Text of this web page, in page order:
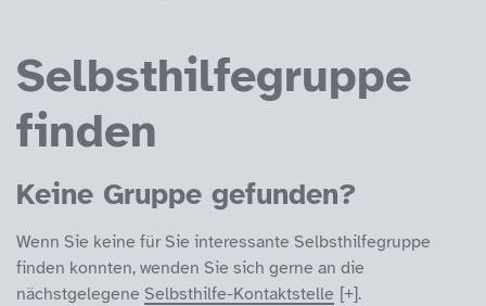
Selbsthilfegruppe
finden
Keine Gruppe gefunden?
Wenn Sie keine für Sie interessante Selbsthilfegruppe
finden konnten, wenden Sie sich gerne an die
nächstgelegene Selbsthilfe-Kontaktstelle .